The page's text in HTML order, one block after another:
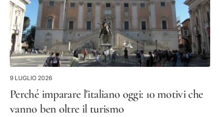
9 LUGLIO 2026
Perché imparare l'italiano oggi: 10 motivi che
vanno ben oltre il turismo